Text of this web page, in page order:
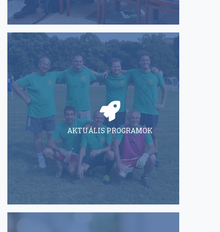
AKTUÁLIS PROGRAMOK